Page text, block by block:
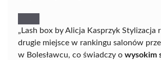
„Lash box by Alicja Kasprzyk Stylizacja
drugie miejsce w rankingu salonów
w Bolesławcu, co świadczy o wysokim